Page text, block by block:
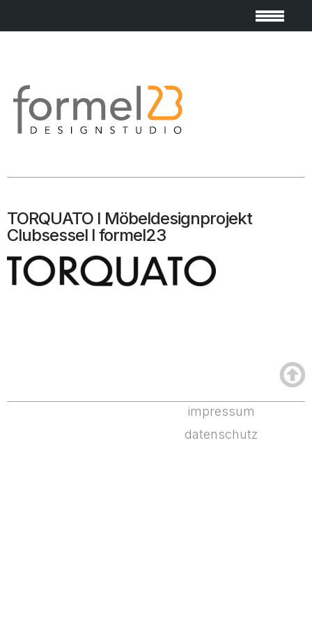
TORQUATO I Möbeldesignprojekt
Clubsessel I formel23
impressum
datenschutz